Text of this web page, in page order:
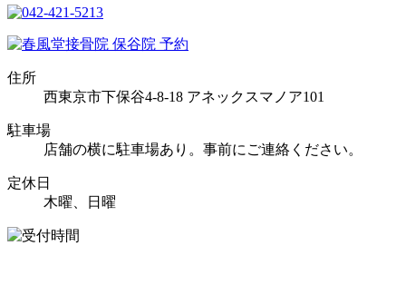
住所
西東京市下保谷4-8-18 アネックスマノア101
駐車場
店舗の横に駐車場あり。事前にご連絡ください。
定休日
木曜、日曜